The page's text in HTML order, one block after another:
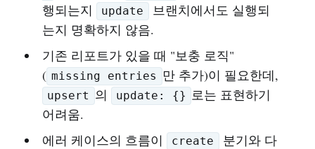
행되는지
update
브랜치에서도 실행되
는지 명확하지 않음.
기존 리포트가 있을 때 "보충 로직"
( missing entries 만 추가)이 필요한데,
upsert 의 update: {} 로는 표현하기
어려움.
에러 케이스의 흐름이
create
분기와 다